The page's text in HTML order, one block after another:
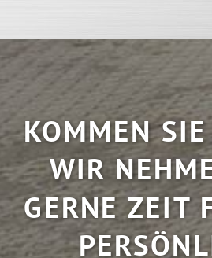
KOMMEN
WIR
GERNE ZEIT